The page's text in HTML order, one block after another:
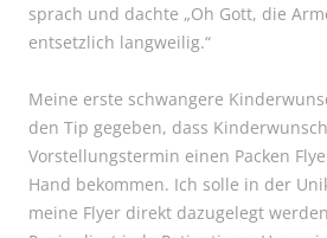
sprach und dachte „Oh Gott, die
entsetzlich langweilig.“
Meine erste schwangere
den Tip gegeben, dass
Vorstellungstermin einen Packen
Hand bekommen. Ich solle in der
meine Flyer direkt dazugelegt